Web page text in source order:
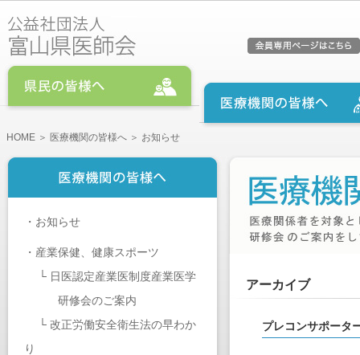
HOME ＞ 医療機関の皆様へ ＞ お知らせ
・ お知らせ
・ 産業保健、健康スポーツ
└ 日医認定産業医制度産業医学
研修会のご案内
└ 改正労働安全衛生法の早わか
り
アーカイブ
プレコンサポータ